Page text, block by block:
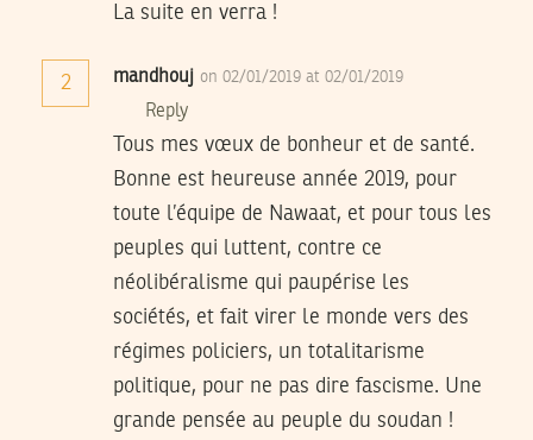
La suite en verra !
2 mandhouj on 02/01/2019 at 02/01/2019
Reply
Tous mes vœux de bonheur et de santé.
Bonne est heureuse année 2019, pour
toute l’équipe de Nawaat, et pour tous les
peuples qui luttent, contre ce
néolibéralisme qui paupérise les
sociétés, et fait virer le monde vers des
régimes policiers, un totalitarisme
politique, pour ne pas dire fascisme. Une
grande pensée au peuple du soudan !